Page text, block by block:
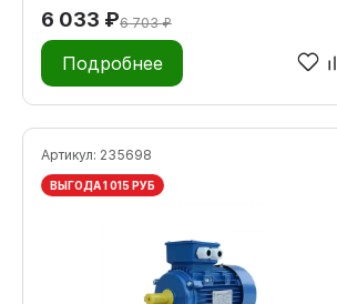
6 033 ₽6 703 ₽
Подробнее
Артикул: 235698
ВЫГОДА 1 015 РУБ